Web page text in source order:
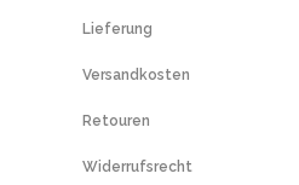
Lieferung
Versandkosten
Retouren
Widerrufsrecht